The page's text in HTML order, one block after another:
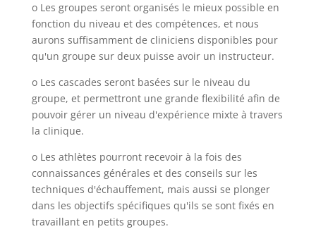
o Les groupes seront organisés le mieux possible en
fonction du niveau et des compétences, et nous
aurons suffisamment de cliniciens disponibles pour
qu'un groupe sur deux puisse avoir un instructeur.
o Les cascades seront basées sur le niveau du
groupe, et permettront une grande flexibilité afin de
pouvoir gérer un niveau d'expérience mixte à travers
la clinique.
o Les athlètes pourront recevoir à la fois des
connaissances générales et des conseils sur les
techniques d'échauffement, mais aussi se plonger
dans les objectifs spécifiques qu'ils se sont fixés en
travaillant en petits groupes.